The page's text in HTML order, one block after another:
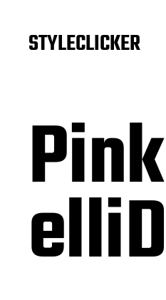
STYLECLICKER